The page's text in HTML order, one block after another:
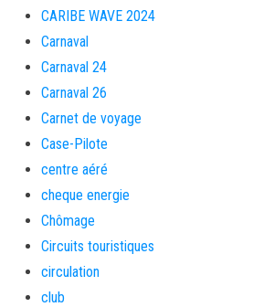
CARIBE WAVE 2024
Carnaval
Carnaval 24
Carnaval 26
Carnet de voyage
Case-Pilote
centre aéré
cheque energie
Chômage
Circuits touristiques
circulation
club